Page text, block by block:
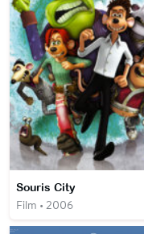
Souris City
Film • 2006